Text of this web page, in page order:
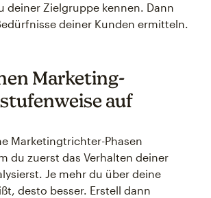
deiner Zielgruppe kennen. Dann
deiner Kunden ermitteln.
Marketing-
auf
Marketingtrichter-Phasen
du zuerst das Verhalten deiner
Je mehr du über deine
desto besser. Erstell dann